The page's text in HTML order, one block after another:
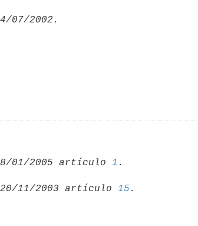
01/2005 artículo 1
20/11/2003 artículo 15